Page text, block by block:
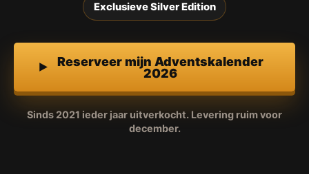
Exclusieve Silver Edition
Reserveer mijn Adventskalender
2026
Sinds 2021 ieder jaar uitverkocht. Levering ruim voor
december.